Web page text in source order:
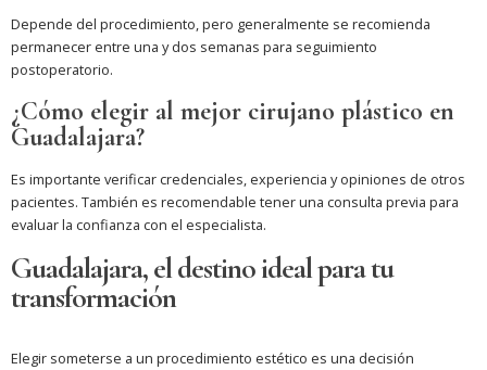
Depende del procedimiento, pero generalmente se recomienda
permanecer entre una y dos semanas para seguimiento
postoperatorio.
¿Cómo elegir al mejor cirujano plástico en
Guadalajara?
Es importante verificar credenciales, experiencia y opiniones de otros
pacientes. También es recomendable tener una consulta previa para
evaluar la confianza con el especialista.
Guadalajara, el destino ideal para tu
transformación
Elegir someterse a un procedimiento estético es una decisión